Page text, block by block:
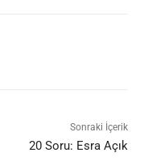
Sonraki İçerik
20 Soru: Esra Açık